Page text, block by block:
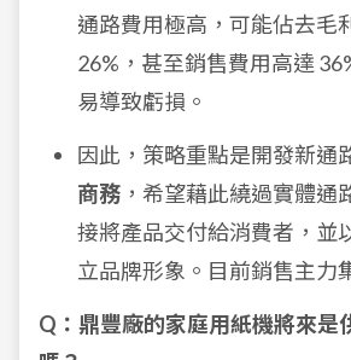
通路費用極高，可能佔去毛
26%，甚至銷售費用高達
易導致虧損。
因此，策略重點是開發新通
商務 ，希望藉此繞過實體通
接將產品交付給消費者，並
立品牌形象。目前銷售主力
Q：鼎豐廠的家庭用紙機將來是